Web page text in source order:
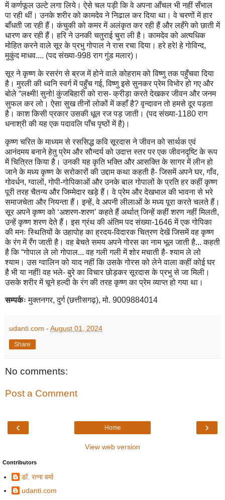
में कर्णफूल उल्टे लगा लिये। ऐसे चल पड़ी कि वे अपना आँचल भी नहीं सँभाल
पा रही थीं। उनके शरीर को कामदेव ने निढाल कर दिया था। वे चरणों में हार
बाँधती जा रही हैं। कंचुकी को कमर में अलंकृत कर रही हैं और लहँगे को छाती में
धारण कर रही हैं। हरि ने उनकी चतुराई चुरा ली है। कामदेव को अत्यधिक
मोहित करने वाले सूर के प्रभु गोपाल ने रास रचा दिया। हरे हरे! हे गोविन्द,
मुकुंद माधव.... (पद संख्या-998 राग गुंड मलार)।
सूर ने कृष्ण के रसरंग से ब्रज में होने वाले कोहराम को विष्णु तक पहुँचवा दिया
है। मुरली की ध्वनि स्वर्ग में पहुँच गई, विष्णु इसे सुनकर प्रेम विभोर हो गए और
बोले “लक्ष्मी! सुनो! कुंजबिहारी को रास- क्रीड़ा करते देखकर जीवन और जनम
सुफल कर लो। ऐसा सुख तीनों लोकों में कहाँ है? वृन्दावन तो हमसे दूर पड़ता
है। काश किसी प्रकार उसकी धूल रज पड़ जाती। (पद संख्या-1180 राग
धनाश्री की यह एक पदावलि पाँच पृष्ठों में है)।
कृष्ण चरित के माध्यम से रससिद्ध कवि सूरदास ने जीवन को सार्थक एवं
आनंदमय बनाने हेतु प्रेम और सौन्दर्य को उदात्त स्तर पर एक जीवनदृष्टि के रूप
में चित्रित किया है। उनकी यह कृति भक्ति और आसक्ति के सागर में लीन हो
जाने के मध्य कृष्ण के सरोकारों की उद्दाम कथा कहती है- जिसमें अपने घर, गाँव,
गोवर्धन, ग्वालों, गोपी-गोपिकाओं और उनके बाल गोपालों के प्रति हर कहीं कृष्ण
पूरी तरह चैतन्य और जिम्मेदार खड़े हैं। वे प्रेम और देखभाल की भावना से भरे
समाजचेता और नियन्ता हैं। इन्हें, वे अपनी लीलाओं के मध्य पूरा करते चलते हैं।
सूर अपने कृष्ण को ‘अशरण-शरण’ कहते हैं अर्थात् जिन्हें कहीं शरण नहीं मिलती,
उन्हें कृष्ण शरण देते हैं। इस ग्रंथ की अंतिम पद संख्या-1646 में एक गोपिका
की मनः स्थितियों के उहापोह का ह्रदय-विदारक चित्रण देखें जिसमें वह कृष्ण
के रंग में रँग जाती है। वह बेचते समय अपने गोरस का नाम भूल जाती है... कहती
है कि “गोपाल ले लो गोपाल... वह गली गली में शोर मचाती है- श्याम ले लो
श्याम। उस ग्वालिन को याद नहीं कि उसके गोरस को लेने वाला कहीं कोई घर
है भी या नहीं! वह भले- बुरे का विचार छोड़कर सूरदास के प्रभु से जा मिली।
उसके शरीर में चूने हल्दी के रंग की तरह कृष्ण का प्रेम व्याप्त हो गया था।
सम्पर्कः मुक्तनगर, दुर्ग (छत्तीसगढ़), मो. 9009884014
udanti.com - August 01, 2024
Share
No comments:
Post a Comment
‹ ›
Home
View web version
Contributors
डॉ. रत्ना वर्मा
udanti.com